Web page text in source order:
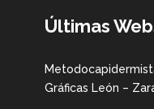
Últimas
Gráficas León –